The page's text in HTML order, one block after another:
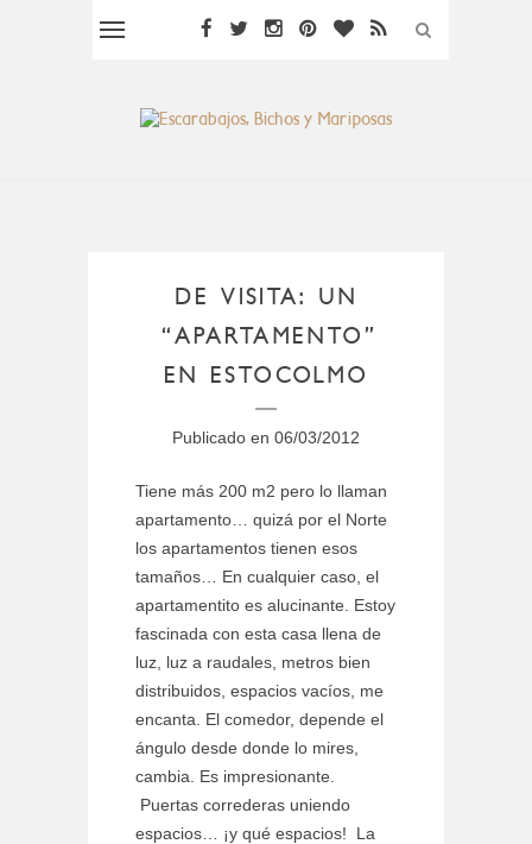
DE VISITA: UN
“APARTAMENTO”
EN ESTOCOLMO
Publicado en 06/03/2012
Tiene más 200 m2 pero lo llaman
apartamento… quizá por el Norte
los apartamentos tienen esos
tamaños… En cualquier caso, el
apartamentito es alucinante. Estoy
fascinada con esta casa llena de
luz, luz a raudales, metros bien
distribuidos, espacios vacíos, me
encanta. El comedor, depende el
ángulo desde donde lo mires,
cambia. Es impresionante.
Puertas correderas uniendo
espacios… ¡y qué espacios! La